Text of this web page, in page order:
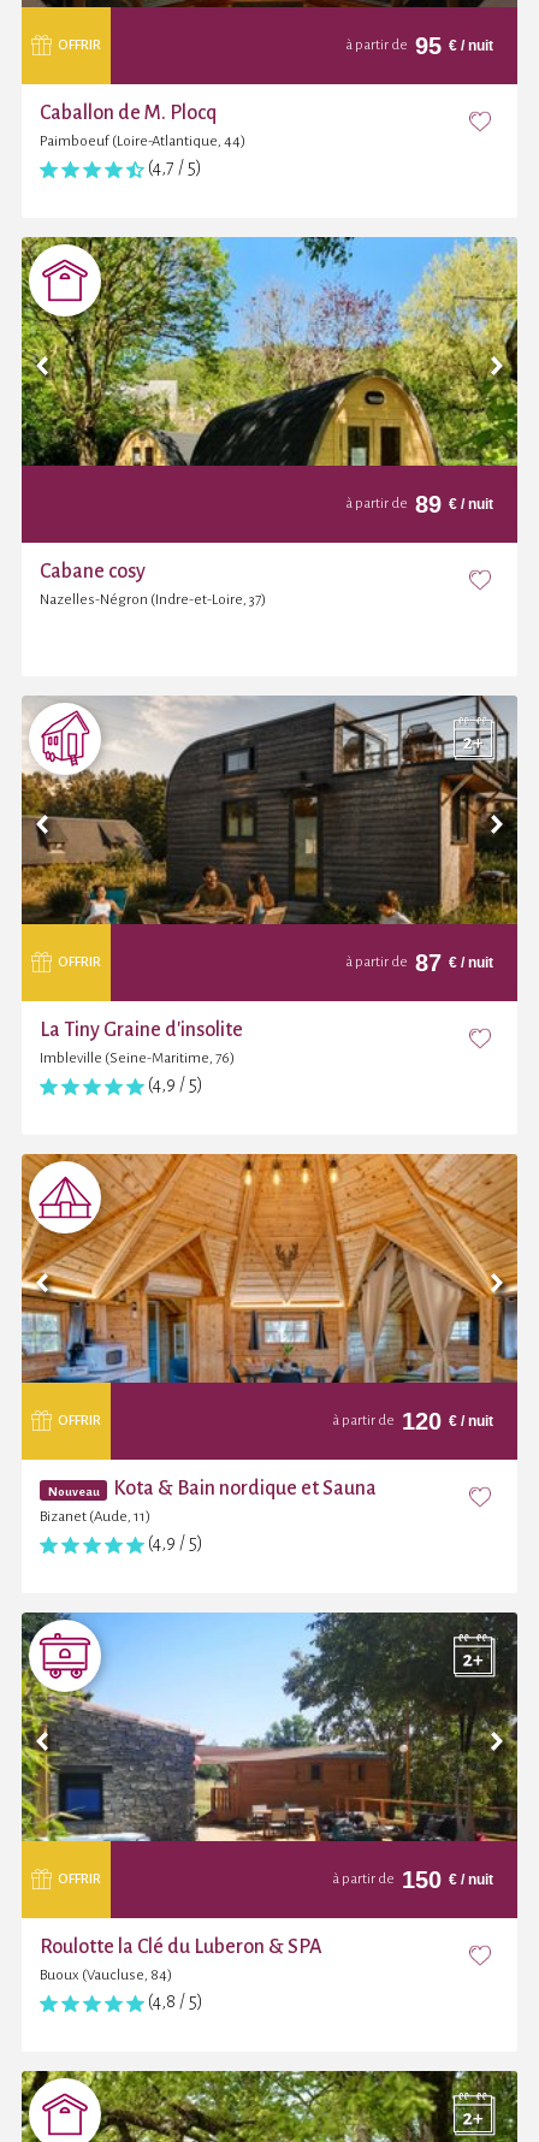
OFFRIR à partir de 95 € / nuit
Caballon de M. Plocq
Paimboeuf (Loire-Atlantique, 44)
(4,7 / 5)
à partir de 89 € / nuit
Cabane cosy
Nazelles-Négron (Indre-et-Loire, 37)
OFFRIR à partir de 87 € / nuit
La Tiny Graine d'insolite
Imbleville (Seine-Maritime, 76)
(4,9 / 5)
OFFRIR à partir de 120 € / nuit
Nouveau Kota & Bain nordique et Sauna
Bizanet (Aude, 11)
(4,9 / 5)
OFFRIR à partir de 150 € / nuit
Roulotte la Clé du Luberon & SPA
Buoux (Vaucluse, 84)
(4,8 / 5)